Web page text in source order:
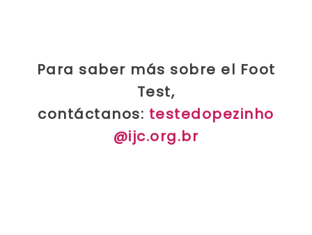
Para saber más sobre el Foot
Test,
contáctanos: testedopezinho
@ijc.org.br